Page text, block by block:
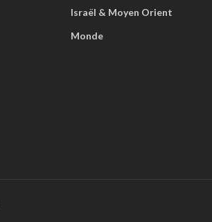
Israël & Moyen Orient
Monde